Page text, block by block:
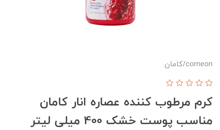
comeon/کامان
کرم مرطوب کننده عصاره انار کامان
مناسب پوست خشک 400 میلی لیتر